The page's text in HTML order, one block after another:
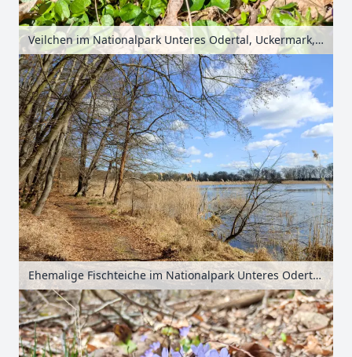
Veilchen im Nationalpark Unteres Odertal, Uckermark, Brandenburg, Deutschland
Ehemalige Fischteiche im Nationalpark Unteres Odertal, Uckermark, Brandenburg, Deutschland